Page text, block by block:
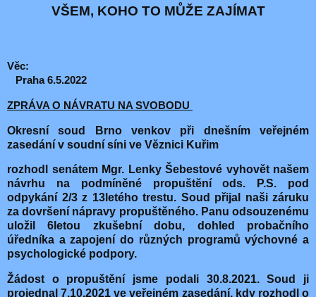
VŠEM, KOHO TO MŮŽE ZAJÍMAT
Věc:
Praha 6.5.2022
ZPRÁVA O NÁVRATU NA SVOBODU
Okresní soud Brno venkov při dnešním veřejném
zasedání v soudní síni ve Věznici Kuřim
rozhodl senátem Mgr. Lenky Šebestové vyhovět našem
návrhu na podmíněné propuštění ods. P.S. pod
odpykání 2/3 z 13letého trestu. Soud přijal naši záruku
za dovršení nápravy propuštěného. Panu odsouzenému
uložil 6letou zkušební dobu, dohled probačního
úředníka a zapojení do různých programů výchovné a
psychologické podpory.
Žádost o propuštění jsme podali 30.8.2021. Soud ji
projednal 7.10.2021 ve veřejném zasedání, kdy rozhodl o